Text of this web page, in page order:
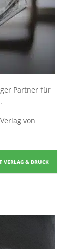
Partner für
von
VERLAG & DRUCK